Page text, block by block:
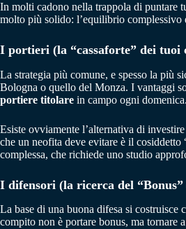
In molti cadono nella trappola di puntare
molto più solido: l’equilibrio complessivo
I portieri (la “cassaforte” dei tuoi
La strategia più comune, e spesso la più
Bologna o quello del Monza. I vantaggi
portiere titolare in campo ogni
Esiste ovviamente l’alternativa di
che un neofita deve evitare è il
complessa, che richiede uno studio
I difensori (la ricerca del
La base di una buona difesa si
compito non è portare bonus, ma tornare